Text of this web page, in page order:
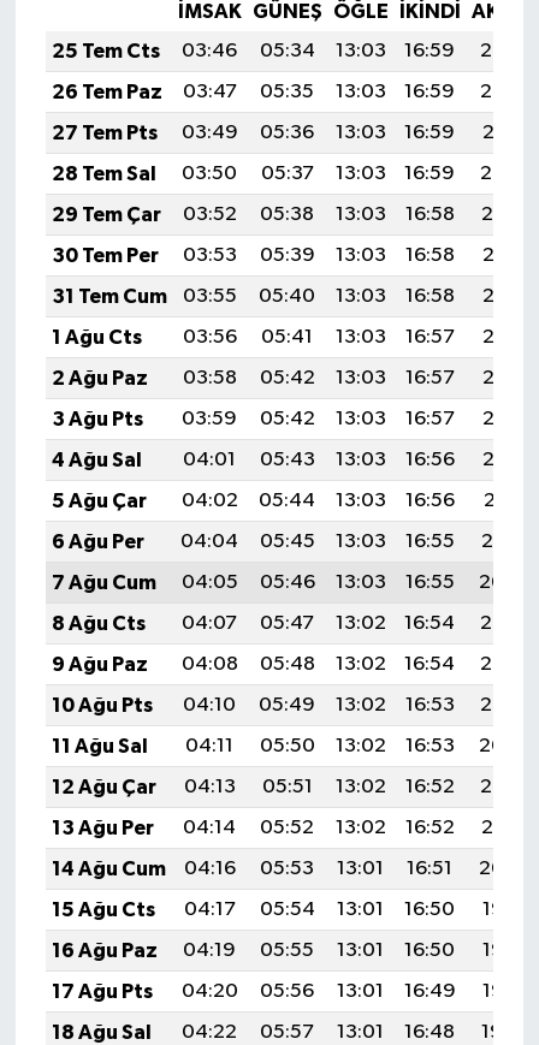
İMSAK GÜNEŞ ÖĞLE İKINDI
25 Tem Cts
03:46 05:34 13:03 16:59
20:23
26 Tem Paz
03:47 05:35 13:03 16:59
20:22
27 Tem Pts
03:49 05:36 13:03 16:59
20:21
28 Tem Sal
03:50 05:37 13:03 16:59
20:20
29 Tem Çar
03:52 05:38 13:03 16:58
20:19
30 Tem Per
03:53 05:39 13:03 16:58
20:18
31 Tem Cum
03:55 05:40 13:03 16:58
20:17
1 Ağu Cts
03:56 05:41 13:03 16:57
20:16
2 Ağu Paz
03:58 05:42 13:03 16:57
20:15
3 Ağu Pts
03:59 05:42 13:03 16:57
20:13
4 Ağu Sal
04:01 05:43 13:03 16:56
20:12
5 Ağu Çar
04:02 05:44 13:03 16:56
20:11
6 Ağu Per
04:04 05:45 13:03 16:55
20:10
7 Ağu Cum
04:05 05:46 13:03 16:55
20:09
8 Ağu Cts
04:07 05:47 13:02 16:54
20:08
9 Ağu Paz
04:08 05:48 13:02 16:54
20:06
10 Ağu Pts
04:10 05:49 13:02 16:53
20:05
11 Ağu Sal
04:11 05:50 13:02 16:53
20:04
12 Ağu Çar
04:13 05:51 13:02 16:52
20:02
13 Ağu Per
04:14 05:52 13:02 16:52
20:01
14 Ağu Cum
04:16 05:53 13:01 16:51
20:00
15 Ağu Cts
04:17 05:54 13:01 16:50
19:58
16 Ağu Paz
04:19 05:55 13:01 16:50
19:57
17 Ağu Pts
04:20 05:56 13:01 16:49
19:56
18 Ağu Sal
04:22 05:57 13:01 16:48
19:54